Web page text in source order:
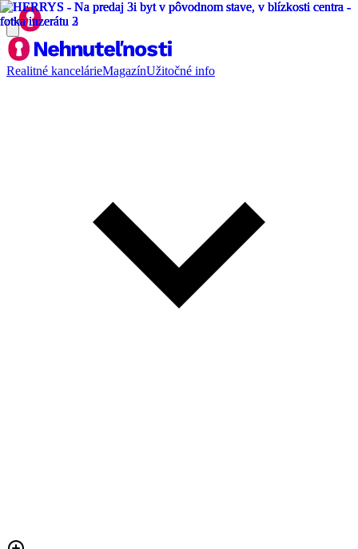
Realitné kancelárieMagazínUžitočné info